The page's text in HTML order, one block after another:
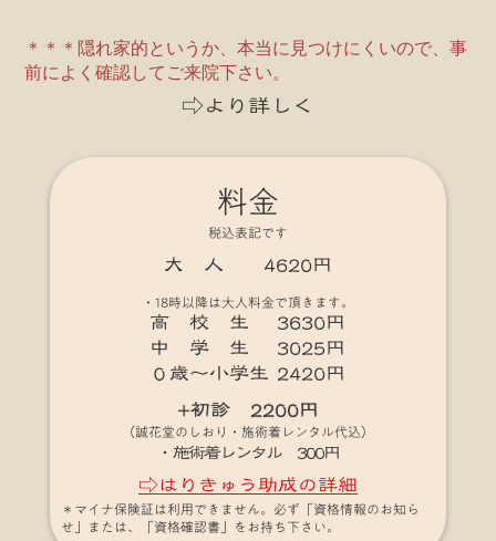
＊＊＊隠れ家的というか、本当に見つけにくいので、事
前によく確認してご来院下さい。
⇨より詳しく
料金
税込表記です
大 人 4620円
・18時以降は大人料金で頂きます。
高 校 生 3630円
中 学 生 3025円
０歳～小学生 2420円
+初診 2200円
（誠花堂のしおり・施術着レンタル代込）
・施術着レンタル 300円
⇨はりきゅう助成の詳細
＊マイナ保険証は利用できません。必ず「資格情報のお知ら
せ」または、「資格確認書」をお持ち下さい。